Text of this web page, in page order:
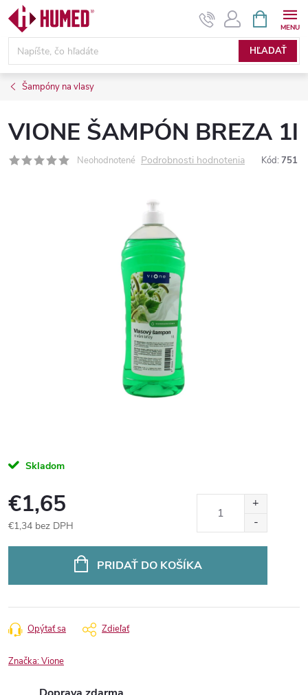
Prejsť
obsah
HĽADAŤ
KOŠÍK
Šampóny na vlasy
VIONE ŠAMPÓN BREZA 1l
Neohodnotené Podrobnosti hodnotenia Kód: 751
Skladom
€1,65
€1,34 bez DPH
PRIDAŤ DO KOŠÍKA
Opýtať sa Zdieľať
Značka:Vione